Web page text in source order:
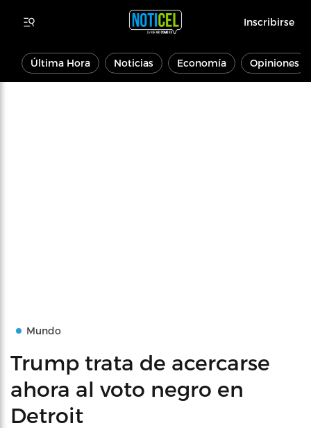
Inscribirse
Última Hora Noticias Economía Opiniones
Mundo
Trump trata de acercarse
ahora al voto negro en
Detroit